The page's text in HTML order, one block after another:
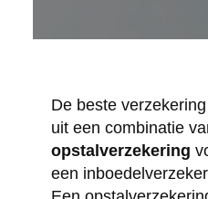
De beste
uit een combinatie
opstalverzekering
een